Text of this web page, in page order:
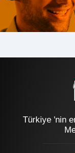
Türkiye 'nin